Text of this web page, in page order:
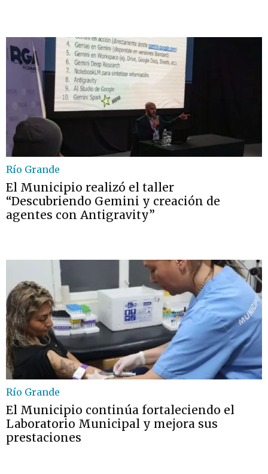
Río Grande
El Municipio realizó el taller
“Descubriendo Gemini y creación de
agentes con Antigravity”
Río Grande
El Municipio continúa fortaleciendo el
Laboratorio Municipal y mejora sus
prestaciones